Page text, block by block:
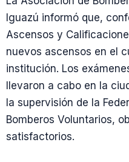
Iguazú informó que,
Ascensos y
nuevos ascensos en el
institución. Los
llevaron a cabo en la
la supervisión de la
Bomberos Voluntarios,
satisfactorios.